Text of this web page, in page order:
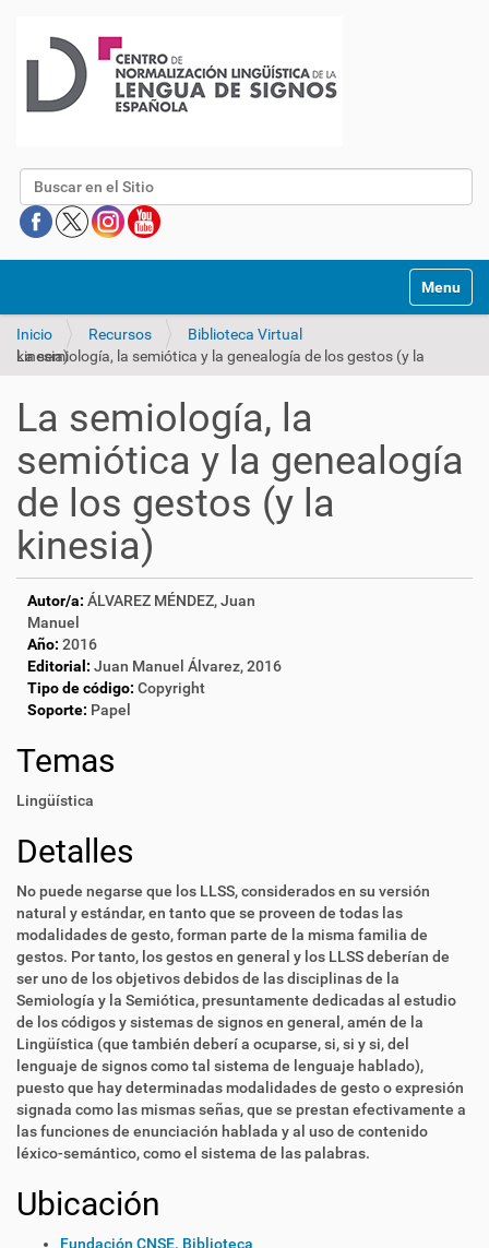
Buscar
Mostrar/
Inicio Recursos
Biblioteca Virtual
La semiología, la semiótica y la genealogía de los gestos (y la kinesia)
La semiología, la
semiótica y la genealogía
de los gestos (y la
kinesia)
Autor/a: ÁLVAREZ MÉNDEZ, Juan
Manuel
Año: 2016
Editorial: Juan Manuel Álvarez, 2016
Tipo de código: Copyright
Soporte: Papel
Temas
Lingüística
Detalles
No puede negarse que los LLSS, considerados en su versión
natural y estándar, en tanto que se proveen de todas las
modalidades de gesto, forman parte de la misma familia de
gestos. Por tanto, los gestos en general y los LLSS deberían de
ser uno de los objetivos debidos de las disciplinas de la
Semiología y la Semiótica, presuntamente dedicadas al estudio
de los códigos y sistemas de signos en general, amén de la
Lingüística (que también deberí a ocuparse, si, si y si, del
lenguaje de signos como tal sistema de lenguaje hablado),
puesto que hay determinadas modalidades de gesto o expresión
signada como las mismas señas, que se prestan efectivamente a
las funciones de enunciación hablada y al uso de contenido
léxico-semántico, como el sistema de las palabras.
Ubicación
Fundación CNSE. Biblioteca